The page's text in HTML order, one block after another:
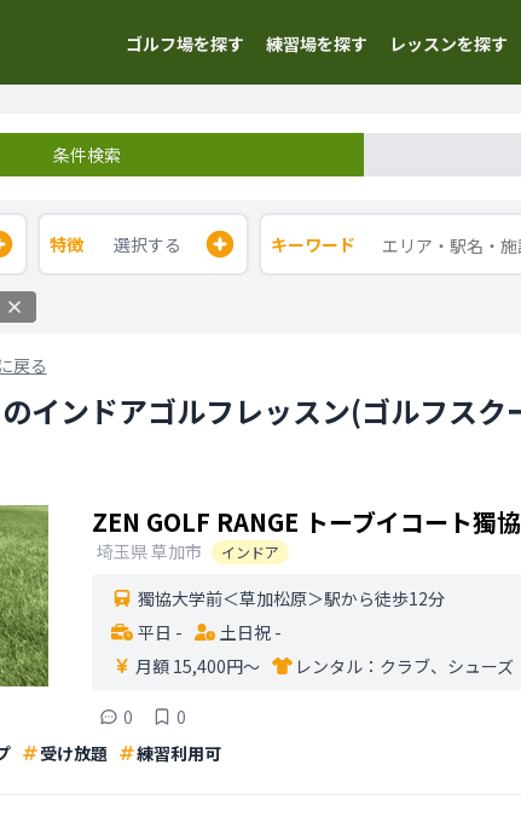
ゴルフ場を探す 練習場を探す レッスンを探す
条件検索
特徴 選択する キーワード
戻る
インドアゴルフレッスン(ゴルフスク
ZEN GOLF RANGE トーブイコート獨
埼玉県草加市 インドア
獨協大学前＜草加松原＞駅から徒歩12分
平日 -
土日祝 -
月額 15,400円〜
レンタル： クラブ、シューズ
0
0
受け放題 練習利用可